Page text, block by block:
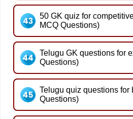
50 GK quiz for
MCQ Questions)
Telugu GK questions for
Questions)
Telugu quiz questions for
Questions)